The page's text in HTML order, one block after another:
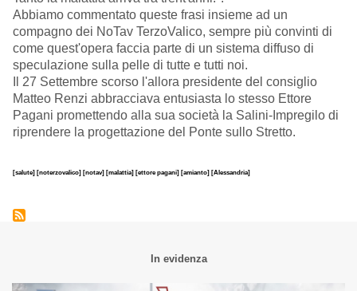
Abbiamo commentato queste frasi insieme ad un
compagno dei NoTav TerzoValico, sempre più convinti di
come quest'opera faccia parte di un sistema diffuso di
speculazione sulla pelle di tutte e tutti noi.
Il 27 Settembre scorso l'allora presidente del consiglio
Matteo Renzi abbracciava entusiasta lo stesso Ettore
Pagani promettendo alla sua società la Salini-Impregilo di
riprendere la progettazione del Ponte sullo Stretto.
[salute] [noterzovalico] [notav] [malattia] [ettore pagani] [amianto] [Alessandria]
In evidenza